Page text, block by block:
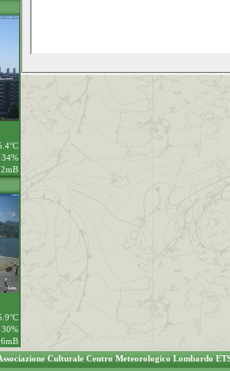
34%
30%
Culturale Centro Meteorologico Lombardo